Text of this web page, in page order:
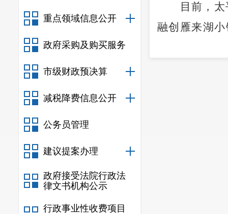
重点领域信息公开
政府采购及购买服务
市级财政预决算
减税降费信息公开
公务员管理
建议提案办理
政府接受法院行政法
律文书机构公示
行政事业性收费项目
目前，
融创雁来湖